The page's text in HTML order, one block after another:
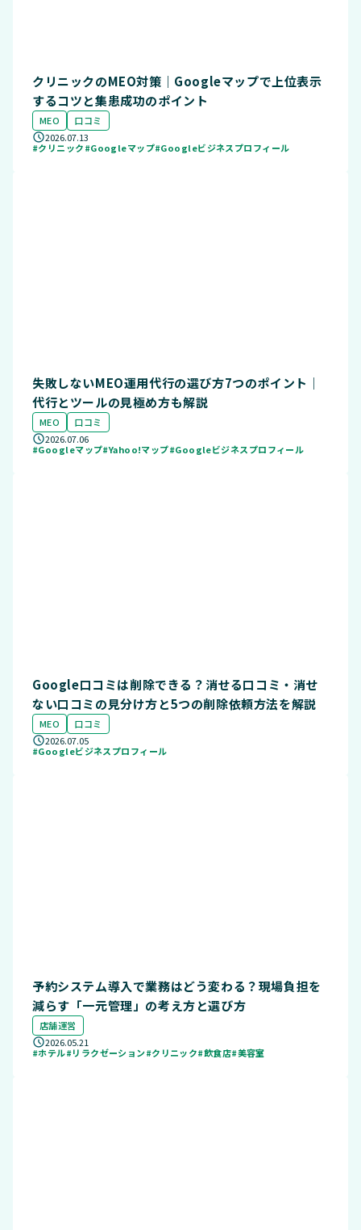
クリニックのMEO対策｜Googleマップで上位表示
するコツと集患成功のポイント
MEO
口コミ
2026.07.13
#クリニック#Googleマップ#Googleビジネスプロフィール
失敗しないMEO運用代行の選び方7つのポイント｜
代行とツールの見極め方も解説
MEO
口コミ
2026.07.06
#Googleマップ#Yahoo!マップ#Googleビジネスプロフィール
Google口コミは削除できる？消せる口コミ・消せ
ない口コミの見分け方と5つの削除依頼方法を解説
MEO
口コミ
2026.07.05
#Googleビジネスプロフィール
予約システム導入で業務はどう変わる？現場負担を
減らす「一元管理」の考え方と選び方
店舗運営
2026.05.21
#ホテル#リラクゼーション#クリニック#飲食店#美容室